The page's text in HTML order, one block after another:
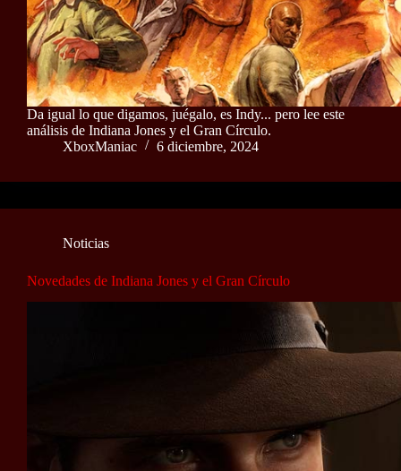
Da igual lo que digamos, juégalo, es Indy... pero lee este
análisis de Indiana Jones y el Gran Círculo.
XboxManiac
6 diciembre, 2024
Noticias
Novedades de Indiana Jones y el Gran Círculo